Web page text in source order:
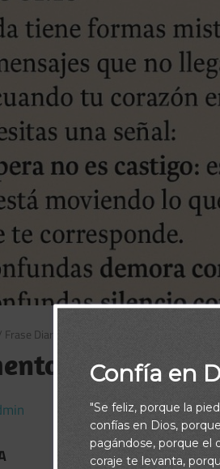
Frase Diaria BBPorTemas
Perfecto
Confía en
"Se feliz, porque la
confías en Dios,
pagándose, porque el
coraje te levanta,